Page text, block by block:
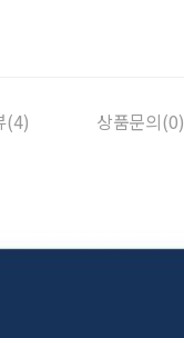
(4) 상품문의(0)